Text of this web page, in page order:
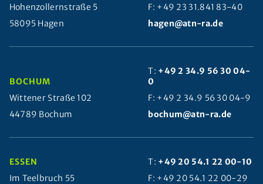
Hohenzollernstraße 5
58095 Hagen
F: +49 23 31.841 83-40
hagen@atn-ra.de
BOCHUM
Wittener Straße 102
44789 Bochum
T: +49 2 34.9 56 30 04-
0
F: +49 2 34.9 56 30 04-9
bochum@atn-ra.de
ESSEN
Im Teelbruch 55
T: +49 20 54.1 22 00-10
F: +49 20 54.1 22 00-29